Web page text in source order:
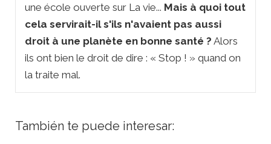
une école ouverte sur La vie... Mais à quoi tout
cela servirait-il s'ils n'avaient pas aussi
droit à une planète en bonne santé ? Alors
ils ont bien le droit de dire : « Stop ! » quand on
la traite mal.
También te puede interesar: